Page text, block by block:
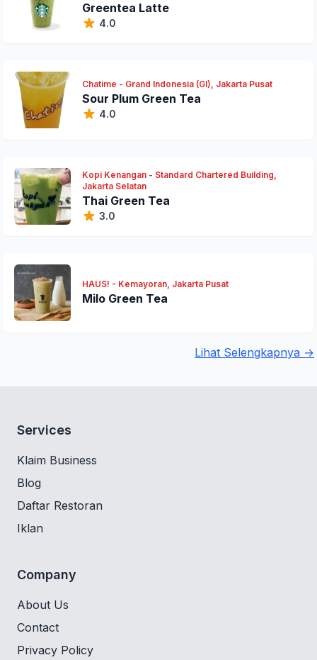
Greentea Latte
4.0
Chatime - Grand Indonesia (GI), Jakarta Pusat
Sour Plum Green Tea
4.0
Kopi Kenangan - Standard Chartered Building,
Jakarta Selatan
Thai Green Tea
3.0
HAUS! - Kemayoran, Jakarta Pusat
Milo Green Tea
Lihat Selengkapnya →
Services
Klaim Business
Blog
Daftar Restoran
Iklan
Company
About Us
Contact
Privacy Policy